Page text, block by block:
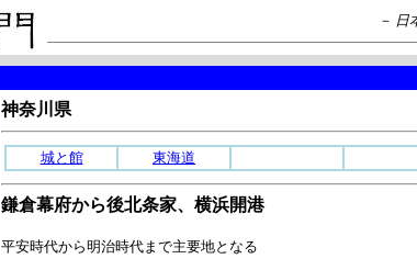
－
神奈川県
城と館 東海道
鎌倉幕府から後北条家、横浜開港
平安時代から明治時代まで主要地となる